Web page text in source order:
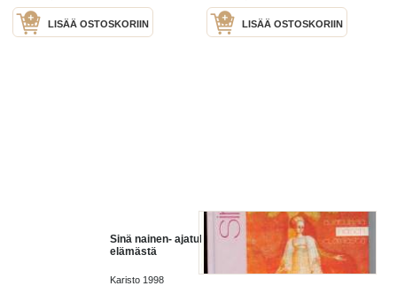
LISÄÄ OSTOSKORIIN LISÄÄ OSTOSKORIIN
Sinä nainen- ajatuksia naisen
elämästä
Karisto 1998